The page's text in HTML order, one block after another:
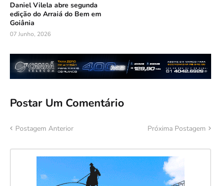
Daniel Vilela abre segunda
edição do Arraiá do Bem em
Goiânia
07 Junho, 2026
Postar Um Comentário
Postagem Anterior Próxima Postagem